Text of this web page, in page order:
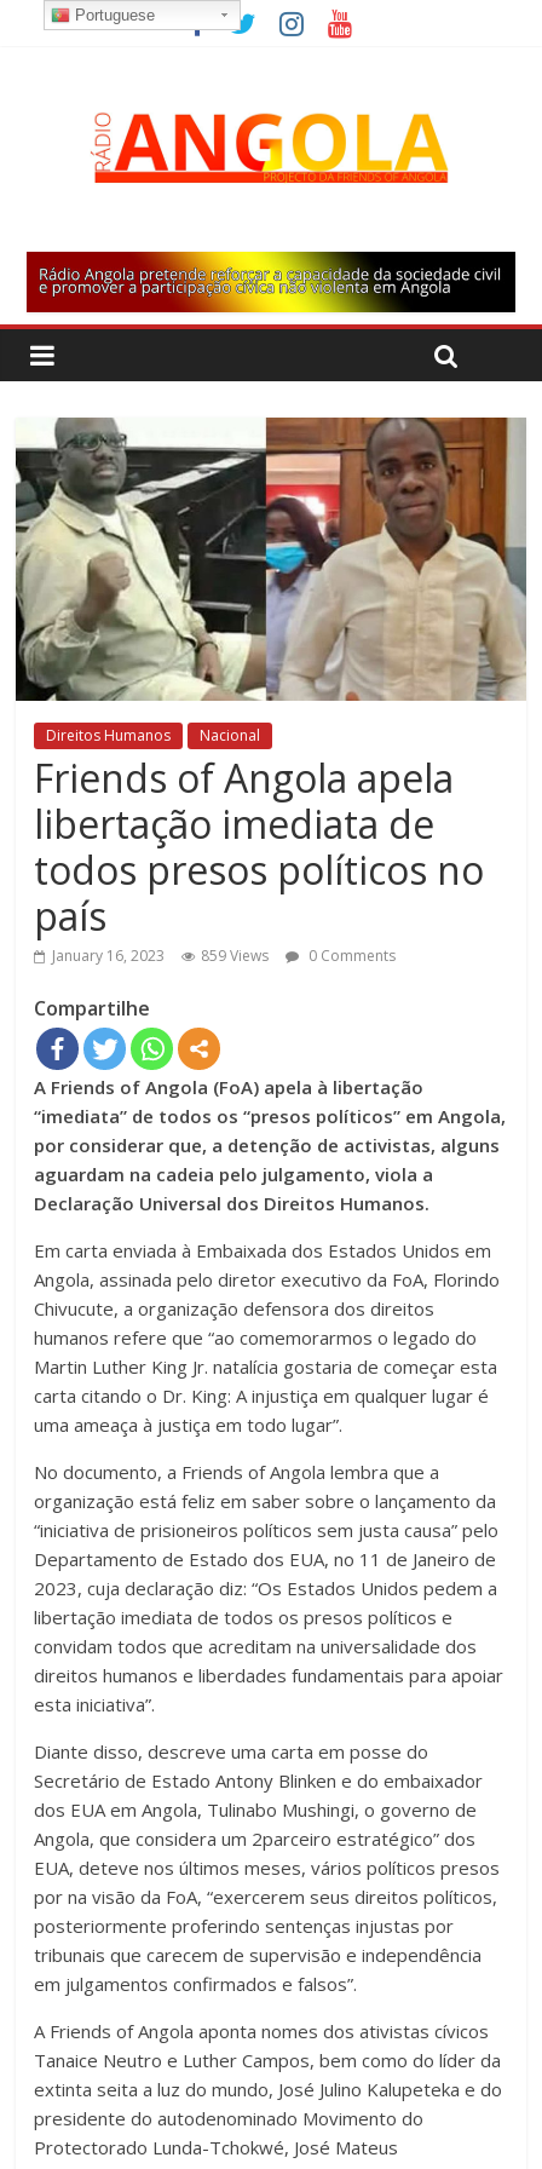
Direitos Humanos Nacional
Friends of Angola apela
libertação imediata de
todos presos políticos no
país
January 16, 2023 859 Views 0 Comments
Compartilhe
A Friends of Angola (FoA) apela à libertação
“imediata” de todos os “presos políticos” em Angola,
por considerar que, a detenção de activistas, alguns
aguardam na cadeia pelo julgamento, viola a
Declaração Universal dos Direitos Humanos.
Em carta enviada à Embaixada dos Estados Unidos em
Angola, assinada pelo diretor executivo da FoA, Florindo
Chivucute, a organização defensora dos direitos
humanos refere que “ao comemorarmos o legado do
Martin Luther King Jr. natalícia gostaria de começar esta
carta citando o Dr. King: A injustiça em qualquer lugar é
uma ameaça à justiça em todo lugar”.
No documento, a Friends of Angola lembra que a
organização está feliz em saber sobre o lançamento da
“iniciativa de prisioneiros políticos sem justa causa” pelo
Departamento de Estado dos EUA, no 11 de Janeiro de
2023, cuja declaração diz: “Os Estados Unidos pedem a
libertação imediata de todos os presos políticos e
convidam todos que acreditam na universalidade dos
direitos humanos e liberdades fundamentais para apoiar
esta iniciativa”.
Diante disso, descreve uma carta em posse do
Secretário de Estado Antony Blinken e do embaixador
dos EUA em Angola, Tulinabo Mushingi, o governo de
Angola, que considera um 2parceiro estratégico” dos
EUA, deteve nos últimos meses, vários políticos presos
por na visão da FoA, “exercerem seus direitos políticos,
posteriormente proferindo sentenças injustas por
tribunais que carecem de supervisão e independência
em julgamentos confirmados e falsos”.
A Friends of Angola aponta nomes dos ativistas cívicos
Tanaice Neutro e Luther Campos, bem como do líder da
extinta seita a luz do mundo, José Julino Kalupeteka e do
presidente do autodenominado Movimento do
Protectorado Lunda-Tchokwé, José Mateus
Portuguese